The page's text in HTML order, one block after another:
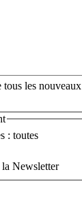
tous les
: toutes
Newsletter